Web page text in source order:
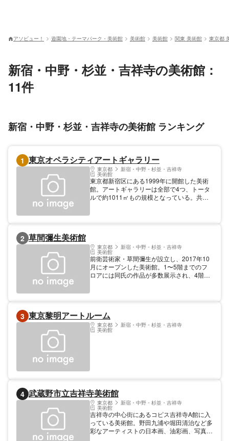
アソビュー！ 遊園地・テーマパーク・美術館 美術館 美術館 関東 美術館 東京都
新宿・中野・杉並・吉祥寺の美術館：
11件
新宿・中野・杉並・吉祥寺の美術館 ランキング
1 東京オペラシティアートギャラリー
東京都 新宿・中野・杉並・吉祥寺
美術館
東京都新宿区にある1999年に開館した美術
館。アートギャラリーは全部で4つ、トータ
ルで約1011㎡もの規模となっている。共同
2 草間彌生美術館
東京都 新宿・中野・杉並・吉祥寺
美術館
前衛芸術家・草間彌生が設立し、2017年10
月にオープンした美術館。1〜5階までのフ
ロアには同氏の作品が多数展示され、4階で
演会・こどもワークショップなどのイベント
も充実している。チケットは日時指定制の前
売券のみの販売となっている。
3 東京黎明アートルーム
東京都 新宿・中野・杉並・吉祥寺
美術館
4 武蔵野市立吉祥寺美術館
東京都 新宿・中野・杉並・吉祥寺
美術館
吉祥寺の中心街にあるコピス吉祥寺A館に入
っている美術館。野田九浦や堀田清治など多
彩なアーティストの日本画、油彩画、写真な